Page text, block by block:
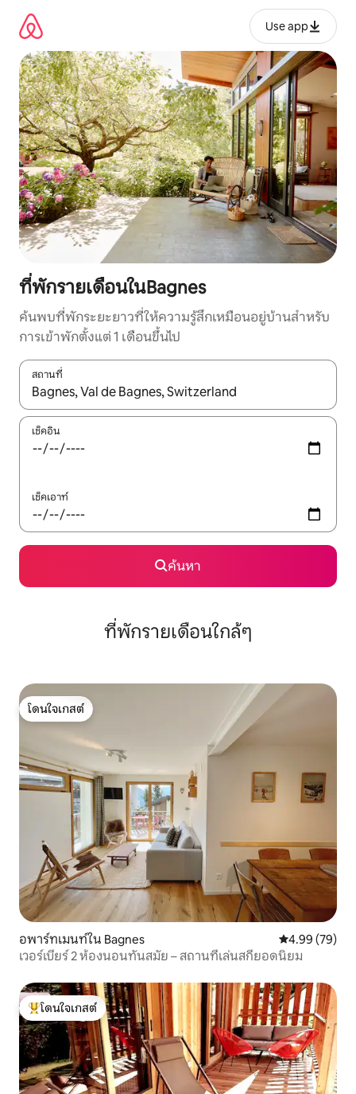
เนื้อหา
Use app
ที่พักรายเดือนในBagnes
ค้นพบที่พักระยะยาวที่ให้ความรู้สึกเหมือนอยู่บ้านสำหรับ
การเข้าพักตั้งแต่ 1 เดือนขึ้นไป
สถานที่
ใช้ลูกศรขึ้นลง หรือใช้การสัมผัสหรือปัด เพื่อสำรวจผลการค้นหา
เช็คอิน
เช็คเอาท์
ค้นหา
ที่พักรายเดือนใกล้ๆ
โดนใจเกสต์
โดนใจเกสต์
อพาร์ทเมนท์ใน Bagnes คะแนนเฉลี่ย
4.99 (79)
เวอร์เบียร์ 2 ห้องนอนทันสมัย – สถานที่เล่นสกียอดนิยม
โดนใจเกสต์ที่สุด
โดนใจเกสต์